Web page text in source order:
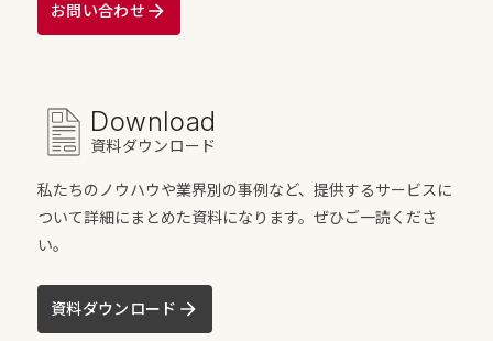
お問い合わせ
Download
資料ダウンロード
私たちのノウハウや業界別の事例など、提供するサービスに
ついて詳細にまとめた資料になります。ぜひご一読くださ
い。
資料ダウンロード